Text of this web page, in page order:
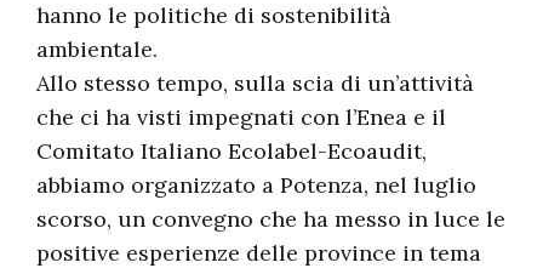
hanno le politiche di sostenibilità
ambientale.
Allo stesso tempo, sulla scia di un’attività
che ci ha visti impegnati con l’Enea e il
Comitato Italiano Ecolabel-Ecoaudit,
abbiamo organizzato a Potenza, nel luglio
scorso, un convegno che ha messo in luce le
positive esperienze delle province in tema